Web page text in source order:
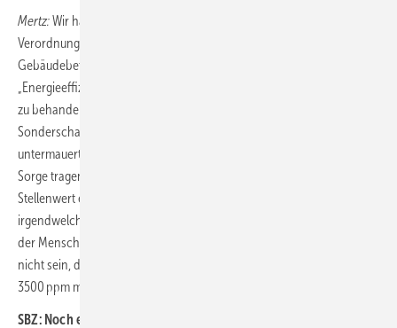
Mertz:Wir haben als Verband gegenüber der Politik, dem
Verordnungsgeber und gegenüber dem Anlagen- und
Gebäudebetreiber schon immer massiv dafür plädiert, die Themen
„Energieeffizienz“ und „Innenraumluftqualität“ unbedingt gleichrangig
zu behandeln. Diese Forderung haben wir auch bei zahlreichen ISH-
Sonderschauen und ISH-Symposien argumentativ und plakativ
untermauert. Die aktuelle Pandemie wird sicherlich massiv dafür
Sorge tragen, dass Reinigung und Inspektion einen deutlich größeren
Stellenwert erhalten werden, aber, nochmal betont, auch außerhalb
irgendwelcher Pandemiezeiten müssen Gesundheit und Sicherheit
der Menschen im Gebäude im Vordergrund stehen. Es kann einfach
nicht sein, dass wir in Klassenzimmern C0
3500 ppm messen.
SBZ: Noch einmal das Thema Energieeffizienz: Bessere Filter